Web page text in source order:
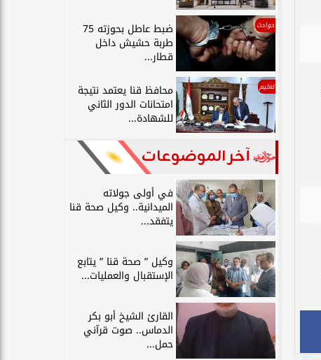
حوادث ضبط عاطل بحوزته 75
طربة حشيش داخل
قطار...
تعليم محافظ قنا يعتمد نتيجة
امتحانات الدور الثاني
للشهادة...
آخر الموضوعات
في أولى جولاته
الميدانية.. وكيل صحة قنا
يتفقد...
وكيل ” صحة قنا ” يتابع
الإستقبال والعمليات...
القارئ الشيخ أبو بكر
الدماس.. صوت قرآني
حمل...